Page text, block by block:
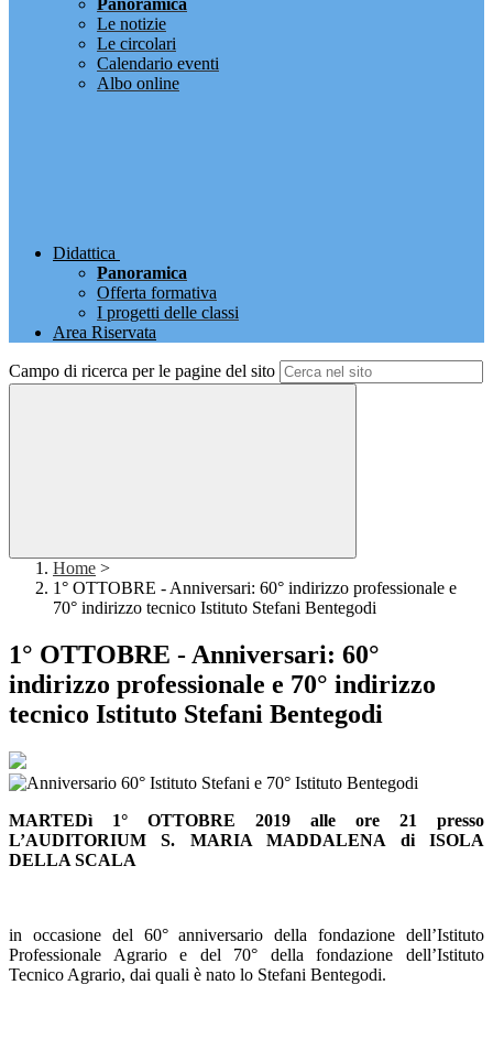
Panoramica
Le notizie
Le circolari
Calendario eventi
Albo online
Didattica
Panoramica
Offerta formativa
I progetti delle classi
Area Riservata
Campo di ricerca per le pagine del sito
Home >
1° OTTOBRE - Anniversari: 60° indirizzo professionale e
70° indirizzo tecnico Istituto Stefani Bentegodi
1° OTTOBRE - Anniversari: 60°
indirizzo professionale e 70° indirizzo
tecnico Istituto Stefani Bentegodi
MARTEDì 1° OTTOBRE 2019 alle ore 21 presso
L’AUDITORIUM S. MARIA MADDALENA di ISOLA
DELLA SCALA
in occasione del 60° anniversario della fondazione dell’Istituto
Professionale Agrario e del 70° della fondazione dell’Istituto
Tecnico Agrario, dai quali è nato lo Stefani Bentegodi.